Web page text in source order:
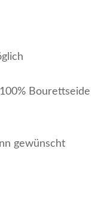
Bourettseide
gewünscht